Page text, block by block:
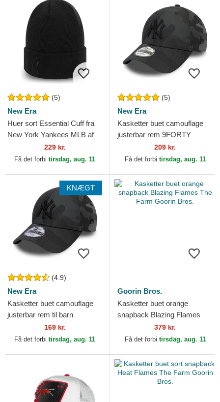
(5)
New Era
Huer sort Essential Cuff fra
New York Yankees MLB af
229 kr.
Få det forbi tirsdag, aug. 11
(5)
New Era
Kasketter buet camouflage
justerbar rem 9FORTY
League Essential fra New
York Yankees MLB af New
209 kr.
Få det forbi tirsdag, aug. 11
KNÆGT
(4.9)
New Era
Kasketter buet camouflage
justerbar rem til barn
9FORTY League Essential
fra New York Yankees MLB...
169 kr.
Få det forbi tirsdag, aug. 11
Goorin Bros.
Kasketter buet orange
snapback Blazing Flames
The Farm Goorin Bros.
379 kr.
Få det forbi tirsdag, aug. 11